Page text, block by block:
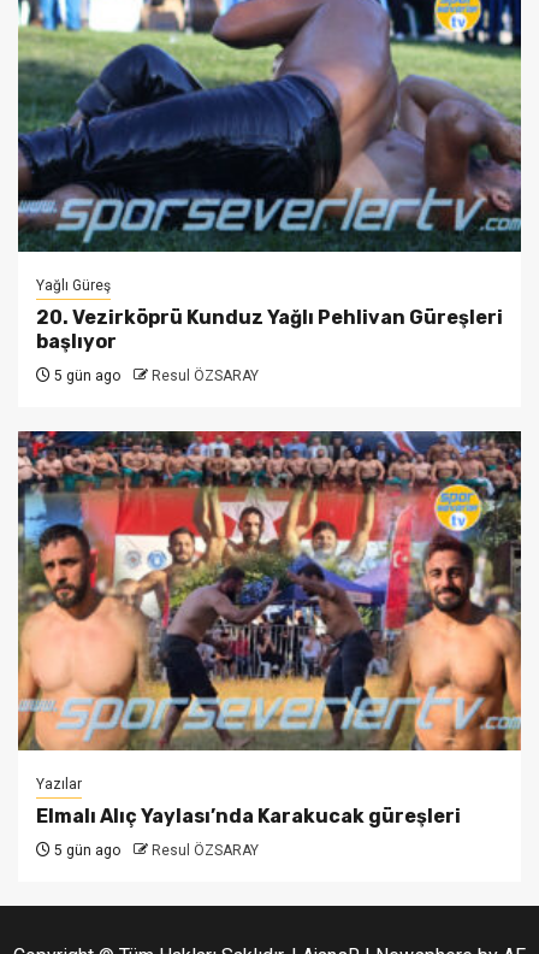
Yağlı Güreş
20. Vezirköprü Kunduz Yağlı Pehlivan Güreşleri
başlıyor
5 gün ago Resul ÖZSARAY
Yazılar
Elmalı Alıç Yaylası’nda Karakucak güreşleri
5 gün ago Resul ÖZSARAY